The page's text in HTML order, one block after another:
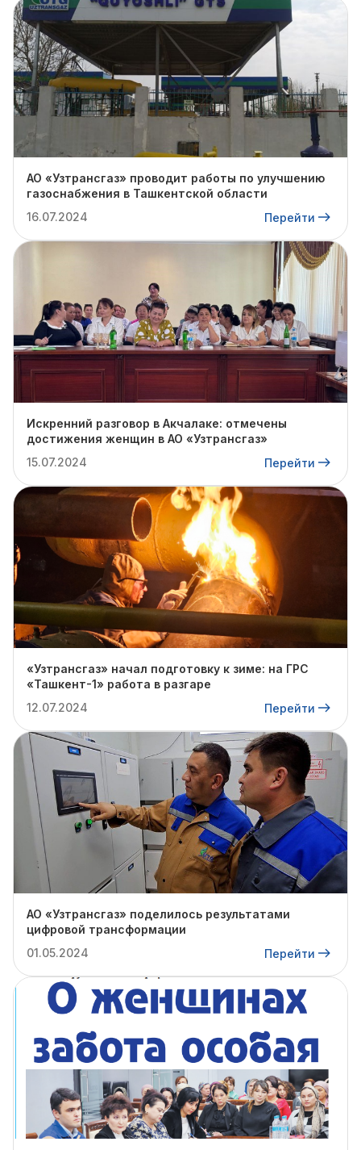
АО «Узтрансгаз» проводит работы по улучшению
газоснабжения в Ташкентской области
16.07.2024
Перейти
Искренний разговор в Акчалаке: отмечены
достижения женщин в АО «Узтрансгаз»
15.07.2024
Перейти
«Узтрансгаз» начал подготовку к зиме: на ГРС
«Ташкент-1» работа в разгаре
12.07.2024
Перейти
АО «Узтрансгаз» поделилось результатами
цифровой трансформации
01.05.2024
Перейти